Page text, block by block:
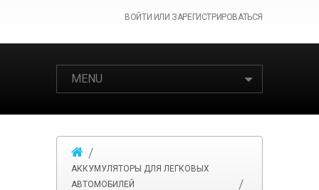
ВОЙТИ ИЛИ ЗАРЕГИСТРИРОВАТЬСЯ
MENU
АККУМУЛЯТОРЫ ДЛЯ ЛЕГКОВЫХ
АВТОМОБИЛЕЙ